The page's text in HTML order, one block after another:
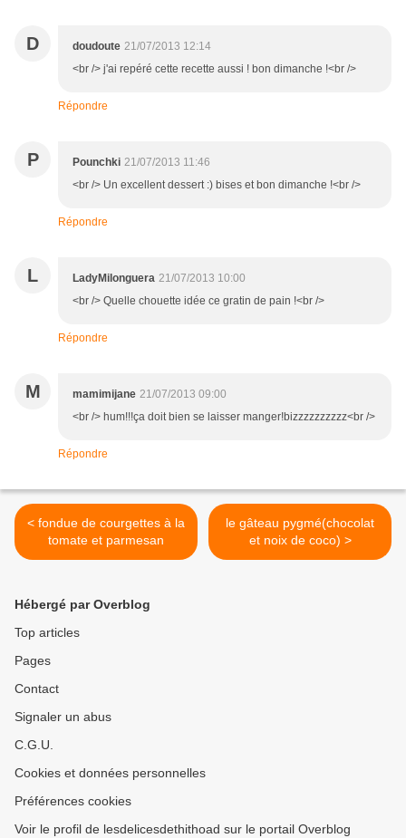
D doudoute 21/07/2013 12:14
<br /> j'ai repéré cette recette aussi ! bon dimanche !<br />
Répondre
P Pounchki 21/07/2013 11:46
<br /> Un excellent dessert :) bises et bon dimanche !<br />
Répondre
L LadyMilonguera 21/07/2013 10:00
<br /> Quelle chouette idée ce gratin de pain !<br />
Répondre
M mamimijane 21/07/2013 09:00
<br /> hum!!!ça doit bien se laisser manger!bizzzzzzzzzz<br />
Répondre
< fondue de courgettes à la
tomate et parmesan
le gâteau pygmé(chocolat
et noix de coco) >
Hébergé par Overblog
Top articles
Pages
Contact
Signaler un abus
C.G.U.
Cookies et données personnelles
Préférences cookies
Voir le profil de lesdelicesdethithoad sur le portail Overblog